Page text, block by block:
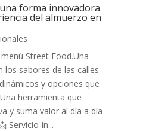
forma innovadora
del almuerzo en
Street Food.Una
los sabores de las calles
y opciones que
herramienta que
y suma valor al día a día
Servicio In...